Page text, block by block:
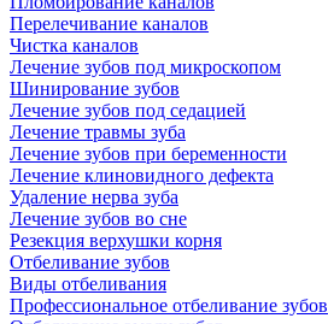
Перелечивание каналов
Чистка каналов
Лечение зубов под микроскопом
Шинирование зубов
Лечение зубов под седацией
Лечение травмы зуба
Лечение зубов при беременности
Лечение клиновидного дефекта
Удаление нерва зуба
Лечение зубов во сне
Резекция верхушки корня
Отбеливание зубов
Виды отбеливания
Профессиональное отбеливание зубов